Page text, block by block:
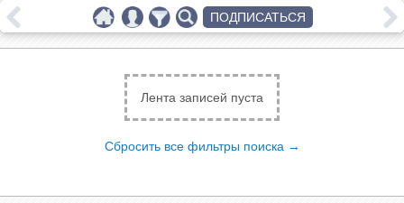
Лента записей пуста
Сбросить все фильтры поиска →
ПОДПИСАТЬСЯ